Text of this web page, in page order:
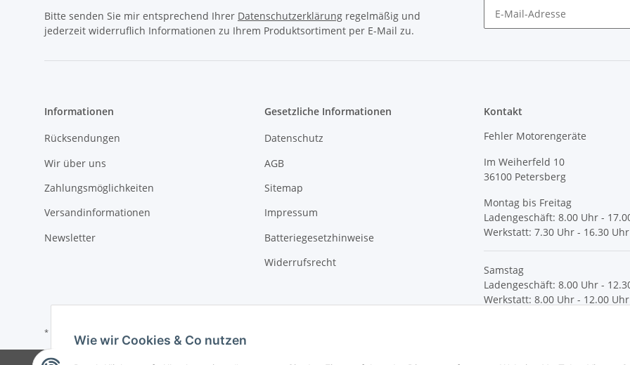
Bitte senden Sie mir entsprechend Ihrer Datenschutzerklärung regelmäßig und
jederzeit widerruflich Informationen zu Ihrem Produktsortiment per E-Mail zu.
Informationen
Rücksendungen
Wir über uns
Zahlungsmöglichkeiten
Versandinformationen
Newsletter
Gesetzliche Informationen
Datenschutz
AGB
Sitemap
Impressum
Batteriegesetzhinweise
Widerrufsrecht
Kontakt
Fehler Motorengeräte
Im Weiherfeld 10
36100 Petersberg
Montag bis Freitag
Ladengeschäft: 8.00 Uhr -
Werkstatt: 7.30 Uhr - 16.30 Uhr
Samstag
Ladengeschäft: 8.00 Uhr -
Werkstatt: 8.00 Uhr - 12.00 Uhr
* Alle Preise inkl. gesetzlicher USt., zzgl.
Wie wir Cookies & Co nutzen